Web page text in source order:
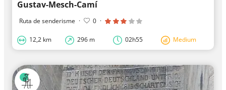
Gustav-Mesch-Camí
Ruta de senderisme · 0 ·
12,2 km 296 m 02h55 Medium